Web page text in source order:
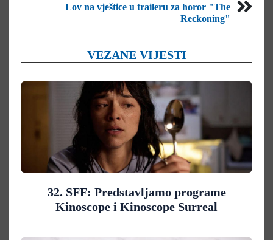
Lov na vještice u traileru za horor "The
Reckoning"
VEZANE VIJESTI
32. SFF: Predstavljamo programe
Kinoscope i Kinoscope Surreal